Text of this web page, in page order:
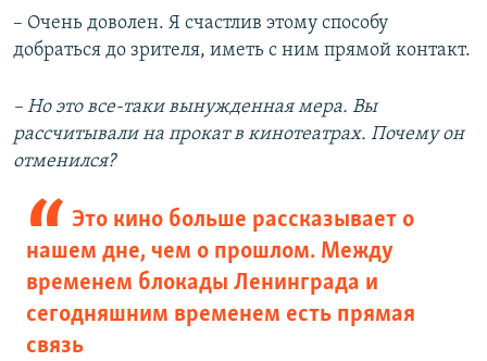
– Очень доволен. Я счастлив этому способу
добраться до зрителя, иметь с ним прямой контакт.
– Но это все-таки вынужденная мера. Вы
рассчитывали на прокат в кинотеатрах. Почему он
отменился?
Это кино больше рассказывает о
нашем дне, чем о прошлом. Между
временем блокады Ленинграда и
сегодняшним временем есть прямая
связь